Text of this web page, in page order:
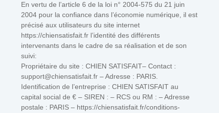
En vertu de l’article 6 de la loi n° 2004-575 du 21 juin
2004 pour la confiance dans l’économie numérique, il est
précisé aux utilisateurs du site internet
https://chiensatisfait.fr l’identité des différents
intervenants dans le cadre de sa réalisation et de son
suivi:
Propriétaire du site : CHIEN SATISFAIT– Contact :
support@chiensatisfait.fr – Adresse : PARIS.
Identification de l’entreprise : CHIEN SATISFAIT au
capital social de € – SIREN : – RCS ou RM : – Adresse
postale : PARIS – https://chiensatisfait.fr/conditions-